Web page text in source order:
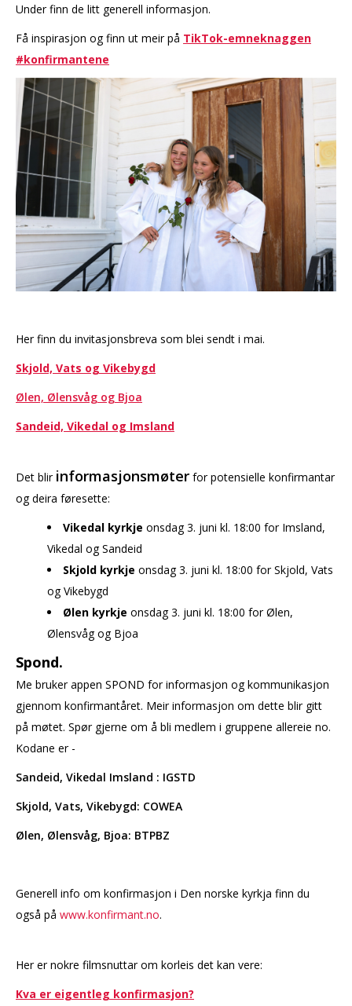
Under finn de litt generell informasjon.
Få inspirasjon og finn ut meir på TikTok-emneknaggen
#konfirmantene
Her finn du invitasjonsbreva som blei sendt i mai.
Skjold, Vats og Vikebygd
Ølen, Ølensvåg og Bjoa
Sandeid, Vikedal og Imsland
Det blir informasjonsmøter for potensielle konfirmantar
og deira føresette:
Vikedal kyrkje onsdag 3. juni kl. 18:00 for Imsland,
Vikedal og Sandeid
Skjold kyrkje onsdag 3. juni kl. 18:00 for Skjold, Vats
og Vikebygd
Ølen kyrkje onsdag 3. juni kl. 18:00 for Ølen,
Ølensvåg og Bjoa
Spond.
Me bruker appen SPOND for informasjon og kommunikasjon
gjennom konfirmantåret. Meir informasjon om dette blir gitt
på møtet. Spør gjerne om å bli medlem i gruppene allereie no.
Kodane er -
Sandeid, Vikedal Imsland : IGSTD
Skjold, Vats, Vikebygd: COWEA
Ølen, Ølensvåg, Bjoa: BTPBZ
Generell info om konfirmasjon i Den norske kyrkja finn du
også på www.konfirmant.no.
Her er nokre filmsnuttar om korleis det kan vere:
Kva er eigentleg konfirmasjon?